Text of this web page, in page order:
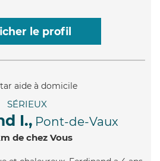
le profil
SÉRIEUX
I., Pont-de-Vaux
de chez Vous